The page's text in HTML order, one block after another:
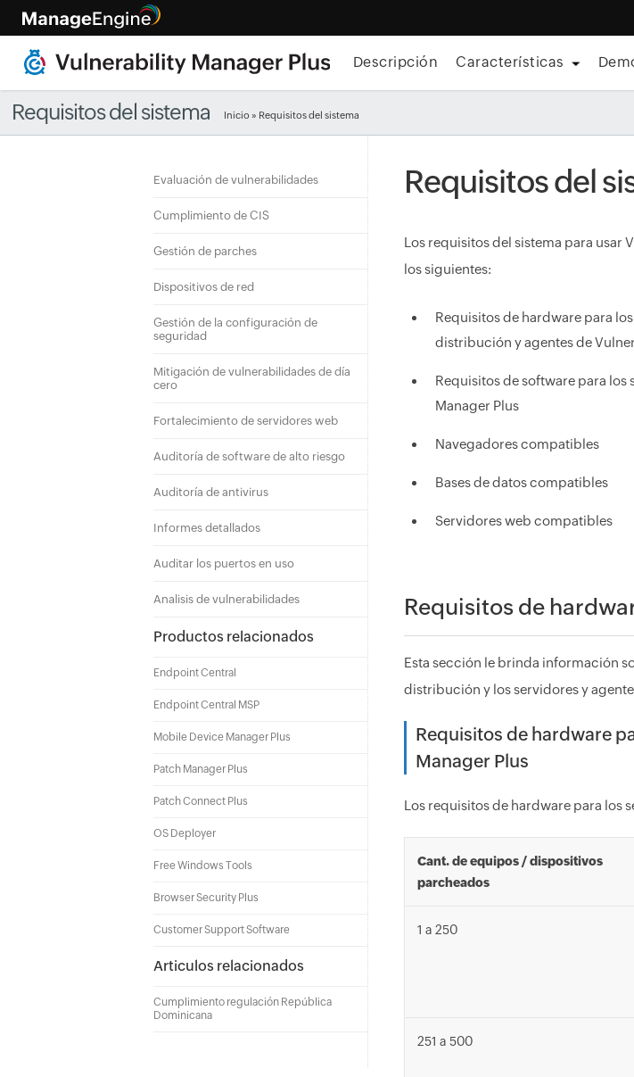
Descripción Características
Requisitos del sistema Inicio » Requisitos del sistema
Evaluación de vulnerabilidades
Cumplimiento de CIS
Gestión de parches
Dispositivos de red
Gestión de la configuración de
seguridad
Mitigación de vulnerabilidades de día
cero
Fortalecimiento de servidores web
Auditoría de software de alto riesgo
Auditoría de antivirus
Informes detallados
Auditar los puertos en uso
Analisis de vulnerabilidades
Productos relacionados
Endpoint Central
Endpoint Central MSP
Mobile Device Manager Plus
Patch Manager Plus
Patch Connect Plus
OS Deployer
Free Windows Tools
Browser Security Plus
Customer Support Software
Articulos relacionados
Cumplimiento regulación República
Dominicana
Requisitos del
Los requisitos del sistema para usar
los siguientes:
Requisitos de hardware para
distribución y agentes de
Requisitos de software para
Manager Plus
Navegadores compatibles
Bases de datos compatibles
Servidores web compatibles
Requisitos de
Esta sección le brinda información
distribución y los servidores y
Requisitos de hardware
Manager Plus
Los requisitos de hardware para los
Cant. de equipos / dispositivos
parcheados
1 a 250
251 a 500